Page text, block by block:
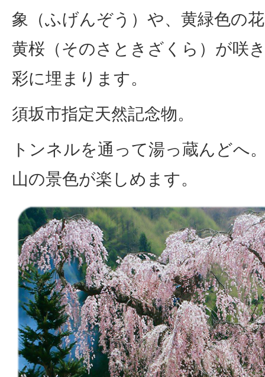
象（ふげんぞう）や、黄緑色の
黄桜（そのさときざくら）が咲
彩に埋まります。
須坂市指定天然記念物。
トンネルを通って湯っ蔵んどへ
山の景色が楽しめます。